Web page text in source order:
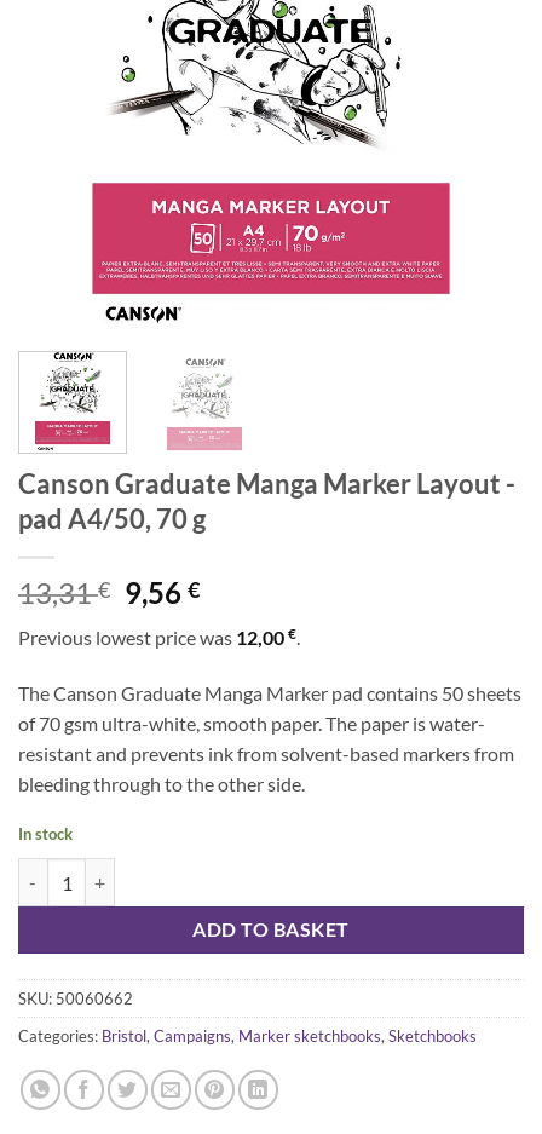
Canson Graduate Manga Marker Layout -
pad A4/50, 70 g
13,31€ Original
price
was:
13,31 €.
9,56€Current
is:
9,56 €.
Previous lowest price was 12,00 €.
The Canson Graduate Manga Marker pad contains 50 sheets
of 70 gsm ultra-white, smooth paper. The paper is water-
resistant and prevents ink from solvent-based markers from
bleeding through to the other side.
In stock
ADD TO BASKET
SKU: 50060662
Categories: Bristol,Campaigns, Marker sketchbooks,Sketchbooks